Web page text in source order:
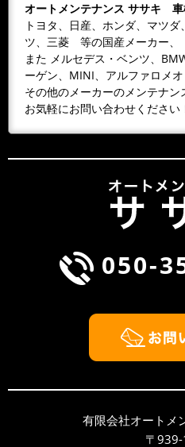
５／６（水）ゴールデ
いい...
2026/02/28
NEWS
３月の休業日
３／１（日）３／８（
土曜日３／１５（日）３
分の日３／２２（日）
お願...
2026/02/02 NEWS
２月の休業日
２／１（日）２／８（
１５（日）２／２３（
日）天皇...
１月の休業日
１／１～１／４ 年始お
二土曜日１／１１（日
2025/12/03 NEWS
オートメンテナンス ササキ
トヨタ、日産、ホンダ、マツ
ツ、三菱 等の国産メーカー、
また メルセデス・ベンツ、
ーゲン、MINI、アルファロメ
その他のメーカーのメンテナン
お気軽にお問い合わせください
050-
有限会社オートメ
〒